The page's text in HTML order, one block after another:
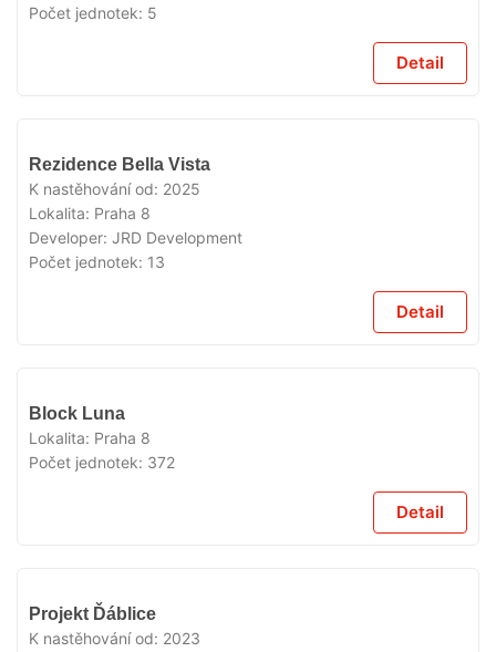
Počet jednotek: 5
Detail
Rezidence Bella Vista
K nastěhování od: 2025
Lokalita: Praha 8
Developer: JRD Development
Počet jednotek: 13
Detail
Block Luna
Lokalita: Praha 8
Počet jednotek: 372
Detail
Projekt Ďáblice
K nastěhování od: 2023